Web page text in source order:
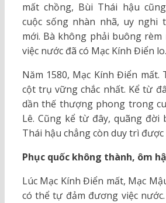
mất chồng, Bùi Thái hậu
cuộc sống nhàn nhã, uy nghi
mới. Bà không phải buông rèm
việc nước đã có Mạc Kính Điển lo.
Năm 1580, Mạc Kính Điển mất.
cột trụ vững chắc nhất. Kể từ
dần thế thượng phong trong
Lê. Cũng kể từ đây, quãng đời
Thái hậu chẳng còn duy trì
Phục quốc không thành, ôm
Lúc Mạc Kính Điển mất, Mạc
có thể tự đảm đương việc